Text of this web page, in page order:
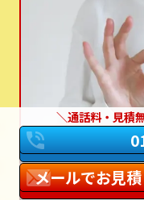
通話料・見積
メールでお見